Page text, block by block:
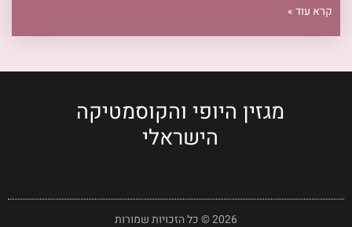
קרא עוד »
מגזין היופי והקוסמטיקה
הישראלי
2026 © כל הזכויות שמורות